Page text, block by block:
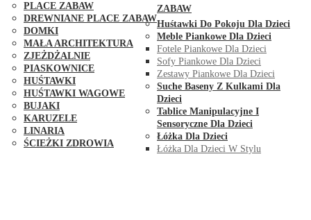
PLACE ZABAW
DREWNIANE PLACE ZABAW
DOMKI
MAŁA ARCHITEKTURA
ZJEŻDŻALNIE
PIASKOWNICE
HUŚTAWKI
HUŚTAWKI WAGOWE
BUJAKI
KARUZELE
LINARIA
ŚCIEŻKI ZDROWIA
ZABAW
Huśtawki Do Pokoju Dla Dzieci
Meble Piankowe Dla Dzieci
Fotele Piankowe Dla Dzieci
Sofy Piankowe Dla Dzieci
Zestawy Piankowe Dla Dzieci
Suche Baseny Z Kulkami Dla
Dzieci
Tablice Manipulacyjne I
Sensoryczne Dla Dzieci
Łóżka Dla Dzieci
Łóżka Dla Dzieci W Stylu